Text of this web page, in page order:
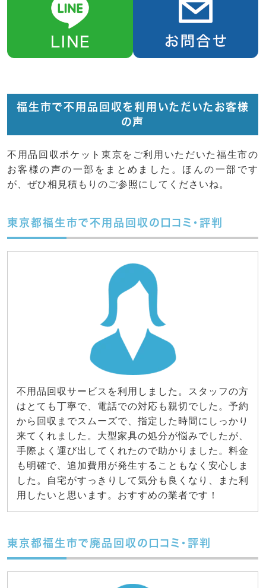
福生市で不用品回収を利用いただいたお客様
の声
不用品回収ポケット東京をご利用いただいた福生市の
お客様の声の一部をまとめました。ほんの一部です
が、ぜひ相見積もりのご参照にしてくださいね。
東京都福生市で不用品回収の口コミ・評判
不用品回収サービスを利用しました。スタッフの方
はとても丁寧で、電話での対応も親切でした。予約
から回収までスムーズで、指定した時間にしっかり
来てくれました。大型家具の処分が悩みでしたが、
手際よく運び出してくれたので助かりました。料金
も明確で、追加費用が発生することもなく安心しま
した。自宅がすっきりして気分も良くなり、また利
用したいと思います。おすすめの業者です！
東京都福生市で廃品回収の口コミ・評判